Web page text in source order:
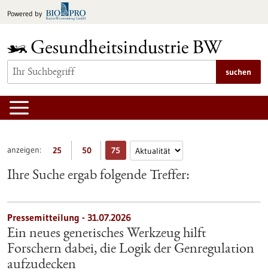
Inhalt
Powered by
suchen
anzeigen: 25 50 75
Ihre Suche ergab folgende Treffer:
Pressemitteilung - 31.07.2026
Ein neues genetisches Werkzeug hilft
Forschern dabei, die Logik der Genregulation
aufzudecken